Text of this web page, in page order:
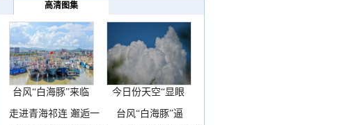
高清图集
台风“白海豚”来临
前
今日份天空“显眼
包”
走进青海祁连 邂逅一
台风“白海豚”逼